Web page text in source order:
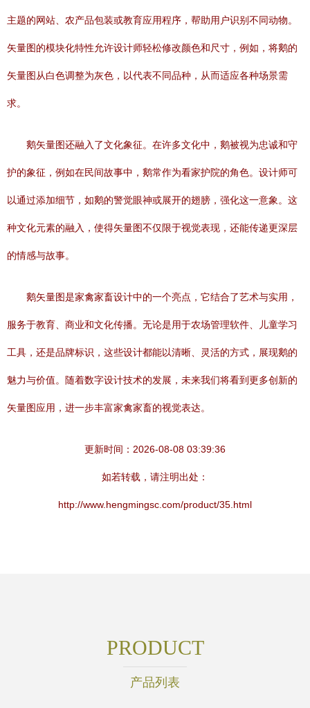
主题的网站、农产品包装或教育应用程序，帮助用户识别不同动物。
矢量图的模块化特性允许设计师轻松修改颜色和尺寸，例如，将鹅的
矢量图从白色调整为灰色，以代表不同品种，从而适应各种场景需
求。
鹅矢量图还融入了文化象征。在许多文化中，鹅被视为忠诚和守
护的象征，例如在民间故事中，鹅常作为看家护院的角色。设计师可
以通过添加细节，如鹅的警觉眼神或展开的翅膀，强化这一意象。这
种文化元素的融入，使得矢量图不仅限于视觉表现，还能传递更深层
的情感与故事。
鹅矢量图是家禽家畜设计中的一个亮点，它结合了艺术与实用，
服务于教育、商业和文化传播。无论是用于农场管理软件、儿童学习
工具，还是品牌标识，这些设计都能以清晰、灵活的方式，展现鹅的
魅力与价值。随着数字设计技术的发展，未来我们将看到更多创新的
矢量图应用，进一步丰富家禽家畜的视觉表达。
更新时间：2026-08-08 03:39:36
如若转载，请注明出处：
http://www.hengmingsc.com/product/35.html
PRODUCT
产品列表